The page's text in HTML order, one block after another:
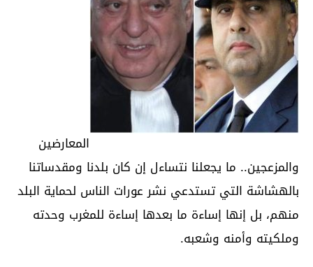
المعارضين
والمزعجين.. ما يجعلنا نتساءل إن كان بلدنا ومقدساتنا
بالهشاشة التي تستدعي نشر عورات الناس لحماية البلد
منهم، بل إنها إساءة ما بعدها إساءة للمغرب وحدته
وملكيته وأمنه وشعبه.